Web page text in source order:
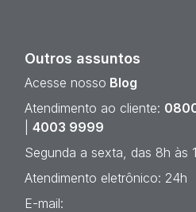
Outros assuntos
Acesse nosso Blog
Atendimento ao cliente:
4003 9999
Segunda a sexta, das 8h às
Atendimento eletrônico: 24h
E-mail: